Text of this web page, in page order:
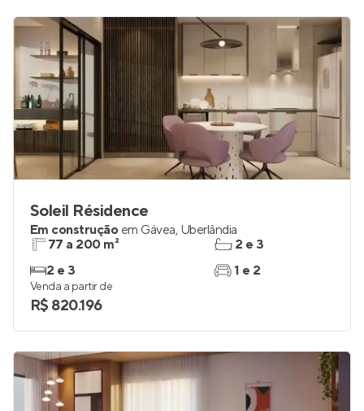
Soleil Résidence
Em construção em Gávea, Uberlândia
77 a 200 m²
2 e 3
2 e 3
1 e 2
Venda a partir de
R$ 820.196